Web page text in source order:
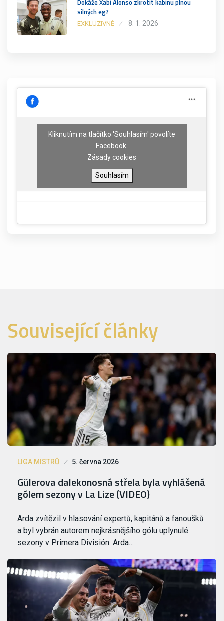
Dokáže Xabi Alonso zkrotit kabinu plnou
silných eg?
EXKLUZIVNĚ 8. 1. 2026
Kliknutím na tlačítko 'Souhlasím' povolíte
Facebook
Zásady cookies
Souhlasím
Související články
LIGA MISTRŮ 5. června 2026
Gülerova dalekonosná střela byla vyhlášená
gólem sezony v La Lize (VIDEO)
Arda zvítězil v hlasování expertů, kapitánů a fanoušků
a byl vybrán autorem nejkrásnějšího gólu uplynulé
sezony v Primera División. Arda…